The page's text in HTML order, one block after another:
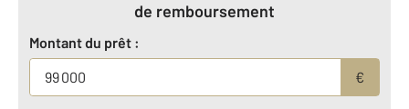
de remboursement
Montant du prêt :
€